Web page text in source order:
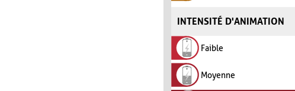
INTENSITÉ D'ANIMATION
Faible
Moyenne